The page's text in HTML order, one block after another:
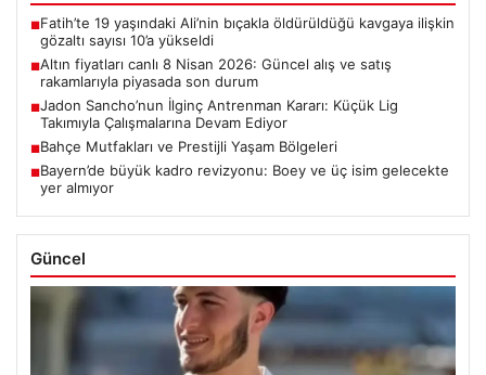
■Fatih’te 19 yaşındaki Ali’nin bıçakla öldürüldüğü kavgaya ilişkin
gözaltı sayısı 10’a yükseldi
■Altın fiyatları canlı 8 Nisan 2026: Güncel alış ve satış
rakamlarıyla piyasada son durum
■Jadon Sancho’nun İlginç Antrenman Kararı: Küçük Lig
Takımıyla Çalışmalarına Devam Ediyor
■Bahçe Mutfakları ve Prestijli Yaşam Bölgeleri
■Bayern’de büyük kadro revizyonu: Boey ve üç isim gelecekte
yer almıyor
Güncel